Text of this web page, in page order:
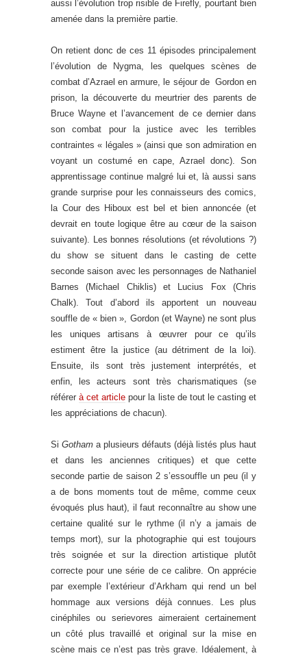
aussi l’évolution trop risible de Firefly, pourtant bien
amenée dans la première partie.
On retient donc de ces 11 épisodes principalement
l’évolution de Nygma, les quelques scènes de
combat d’Azrael en armure, le séjour de Gordon en
prison, la découverte du meurtrier des parents de
Bruce Wayne et l’avancement de ce dernier dans
son combat pour la justice avec les terribles
contraintes « légales » (ainsi que son admiration en
voyant un costumé en cape, Azrael donc). Son
apprentissage continue malgré lui et, là aussi sans
grande surprise pour les connaisseurs des comics,
la Cour des Hiboux est bel et bien annoncée (et
devrait en toute logique être au cœur de la saison
suivante). Les bonnes résolutions (et révolutions ?)
du show se situent dans le casting de cette
seconde saison avec les personnages de Nathaniel
Barnes (Michael Chiklis) et Lucius Fox (Chris
Chalk). Tout d’abord ils apportent un nouveau
souffle de « bien », Gordon (et Wayne) ne sont plus
les uniques artisans à œuvrer pour ce qu’ils
estiment être la justice (au détriment de la loi).
Ensuite, ils sont très justement interprétés, et
enfin, les acteurs sont très charismatiques (se
référerà cet article pour la liste de tout le casting et
les appréciations de chacun).
Si Gotham a plusieurs défauts (déjà listés plus haut
et dans les anciennes critiques) et que cette
seconde partie de saison 2 s’essouffle un peu (il y
a de bons moments tout de même, comme ceux
évoqués plus haut), il faut reconnaître au show une
certaine qualité sur le rythme (il n’y a jamais de
temps mort), sur la photographie qui est toujours
très soignée et sur la direction artistique plutôt
correcte pour une série de ce calibre. On apprécie
par exemple l’extérieur d’Arkham qui rend un bel
hommage aux versions déjà connues. Les plus
cinéphiles ou serievores aimeraient certainement
un côté plus travaillé et original sur la mise en
scène mais ce n’est pas très grave. Idéalement, à